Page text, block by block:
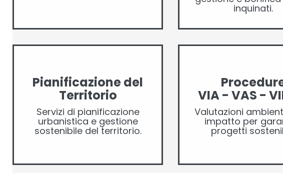
inquinati.
Pianificazione del
Territorio
Servizi di pianificazione
urbanistica e gestione
sostenibile del territorio.
VIA - VAS -
Valutazioni
impatto per
progetti